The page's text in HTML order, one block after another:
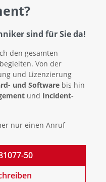
sind für Sie da!
den gesamten
Von der
und Lizenzierung
und Software bis hin
und Incident-
nur einen Anruf
50